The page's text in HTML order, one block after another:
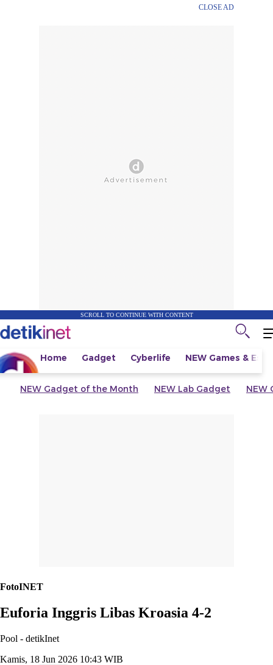
CLOSE AD
SCROLL TO CONTINUE WITH CONTENT
Home Gadget Cyberlife NEW Games &
NEW Gadget of the Month NEW Lab Gadget NEW
FotoINET
Euforia Inggris Libas Kroasia 4-2
Pool - detikInet
Kamis, 18 Jun 2026 10:43 WIB